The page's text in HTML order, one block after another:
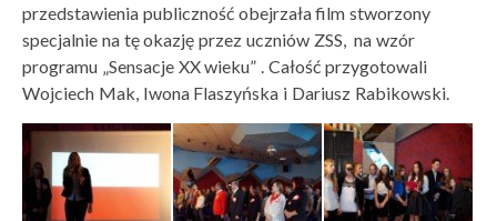
przedstawienia publiczność obejrzała film stworzony
specjalnie na tę okazję przez uczniów ZSS, na wzór
programu „Sensacje XX wieku” . Całość przygotowali
Wojciech Mak, Iwona Flaszyńska i Dariusz Rabikowski.